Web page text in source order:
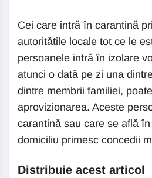
Cei care intră în carantină
autoritățile locale tot ce le
persoanele intră în izolare
atunci o dată pe zi una
dintre membrii familiei,
aprovizionarea. Aceste
carantină sau care se află
domiciliu primesc concedii
Distribuie acest articol